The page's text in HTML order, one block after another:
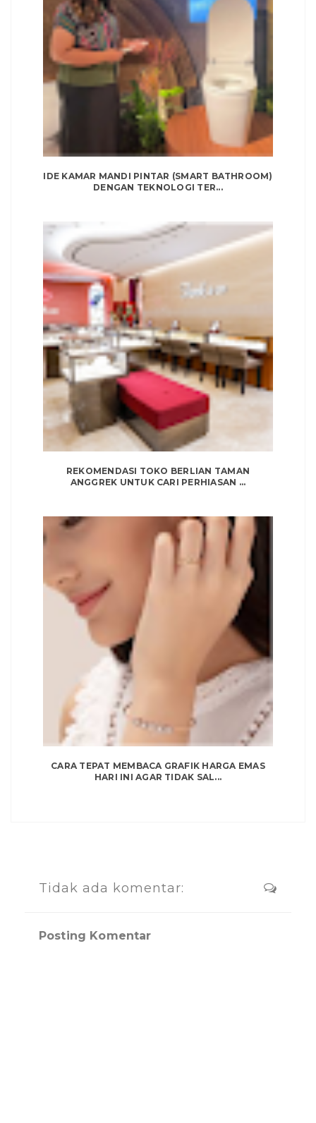
IDE KAMAR MANDI PINTAR (SMART BATHROOM)
DENGAN TEKNOLOGI TER...
REKOMENDASI TOKO BERLIAN TAMAN
ANGGREK UNTUK CARI PERHIASAN ...
CARA TEPAT MEMBACA GRAFIK HARGA EMAS
HARI INI AGAR TIDAK SAL...
Tidak ada komentar:
Posting Komentar